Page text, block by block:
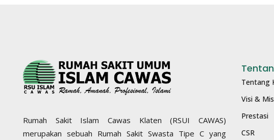
Rumah Sakit Islam Cawas Klaten (RSUI CAWAS)
merupakan sebuah Rumah Sakit Swasta Tipe C yang
Tentang
Visi &
Prestasi
CSR